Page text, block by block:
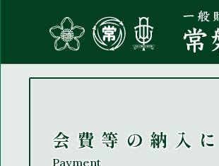
会費等の納入
Payment